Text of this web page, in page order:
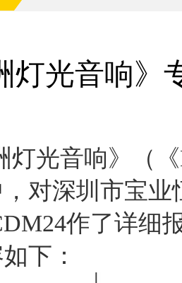
灯光音响
光音响》（《
对深圳市宝业
作了详细
下：